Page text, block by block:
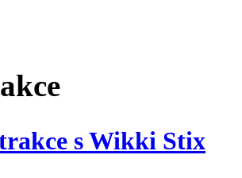
s Wikki Stix